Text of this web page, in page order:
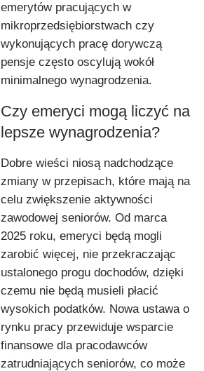
emerytów pracujących w
mikroprzedsiębiorstwach czy
wykonujących pracę dorywczą
pensje często oscylują wokół
minimalnego wynagrodzenia.
Czy emeryci mogą liczyć na
lepsze wynagrodzenia?
Dobre wieści niosą nadchodzące
zmiany w przepisach, które mają na
celu zwiększenie aktywności
zawodowej seniorów. Od marca
2025 roku, emeryci będą mogli
zarobić więcej, nie przekraczając
ustalonego progu dochodów, dzięki
czemu nie będą musieli płacić
wysokich podatków. Nowa ustawa o
rynku pracy przewiduje wsparcie
finansowe dla pracodawców
zatrudniających seniorów, co może